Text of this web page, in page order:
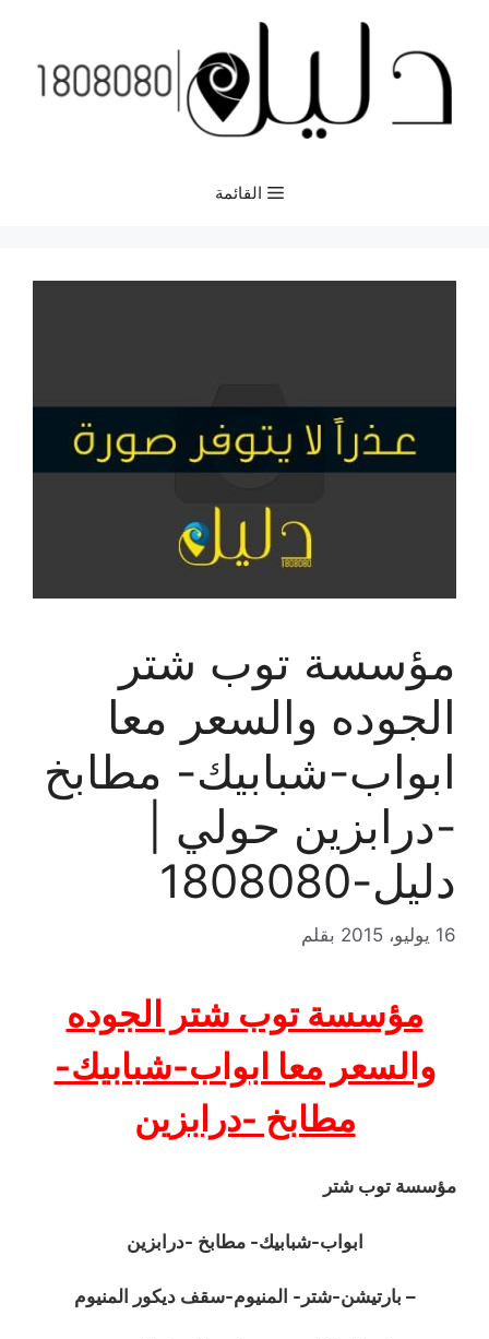
المحتوى
القائمة
مؤسسة توب شتر
الجوده والسعر معا
ابواب-شبابيك- مطابخ
-درابزين حولي |
دليل-1808080
16 يوليو، 2015 بقلم
مؤسسة توب شتر الجوده
والسعر معا ابواب-شبابيك-
مطابخ -درابزين
مؤسسة توب شتر
ابواب-شبابيك- مطابخ -درابزين
– بارتيشن-شتر- المنيوم-سقف ديكور المنيوم